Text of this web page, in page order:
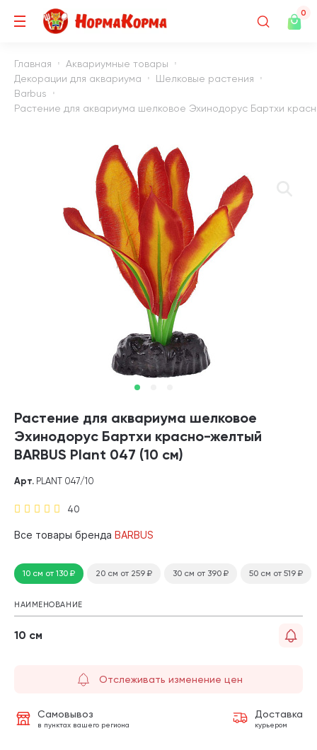
0
Главная
Аквариумные товары
Декорации для аквариума
Шелковые растения
Barbus
Растение для аквариума шелковое Эхинодорус Бартхи
Растение для аквариума шелковое
Эхинодорус Бартхи красно-желтый
BARBUS Plant 047 (10 см)
40
Арт. PLANT 047/10
Все товары бренда BARBUS
10 см от 130₽ 20 см от 259 ₽ 30 см от 390 ₽ 50 см от 519 ₽
НАИМЕНОВАНИЕ
10 см
Отслеживать изменение цен
Самовывоз
в пунктах вашего региона
Доставка
курьером